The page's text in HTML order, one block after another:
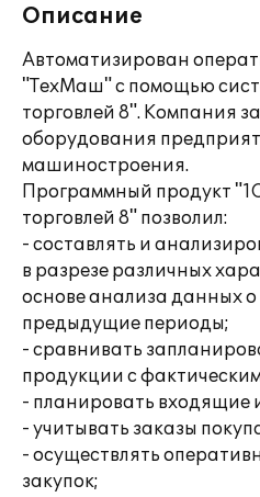
Описание
Автоматизирован
"ТехМаш" с помощью
торговлей 8". Компания
оборудования
машиностроения.
Программный продукт
торговлей 8" позволил:
- составлять и
в разрезе различных
основе анализа данных
предыдущие периоды;
- сравнивать
продукции с
- планировать входящие
- учитывать заказы
- осуществлять
закупок;